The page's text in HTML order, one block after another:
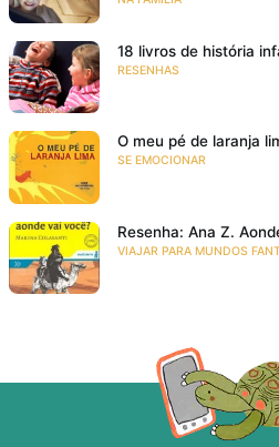
18 livros de história
RESENHAS
O meu pé de laranja
SE EMOCIONAR
Resenha: Ana Z.
VIAJAR PARA MUNDOS